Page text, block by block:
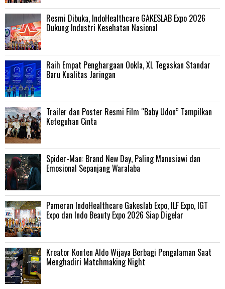
Resmi Dibuka, IndoHealthcare GAKESLAB Expo 2026
Dukung Industri Kesehatan Nasional
Raih Empat Penghargaan Ookla, XL Tegaskan Standar
Baru Kualitas Jaringan
Trailer dan Poster Resmi Film “Baby Udon” Tampilkan
Keteguhan Cinta
‎Spider-Man: Brand New Day, Paling Manusiawi dan
Emosional Sepanjang Waralaba
Pameran IndoHealthcare Gakeslab Expo, ILF Expo, IGT
Expo dan Indo Beauty Expo 2026 Siap Digelar
Kreator Konten Aldo Wijaya Berbagi Pengalaman Saat
Menghadiri Matchmaking Night